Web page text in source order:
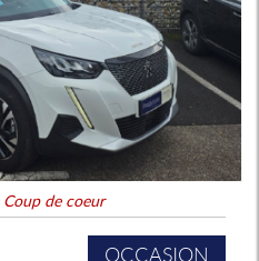
Coup de coeur
OCCASION